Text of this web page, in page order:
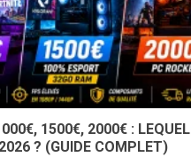
1500€, 2000€ : LEQUEL
? (GUIDE COMPLET)